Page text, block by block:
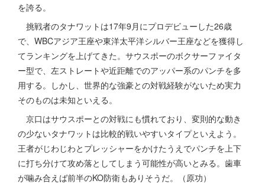
を誇る。
挑戦者のタナワットは17年9月にプロデビューした26歳
で、WBCアジア王座や東洋太平洋シルバー王座などを獲得し
てランキングを上げてきた。サウスポーのボクサーファイタ
ー型で、左ストレートや近距離でのアッパー系のパンチを多
用する。しかし、世界的な強豪との対戦経験がないため実力
そのものは未知といえる。
京口はサウスポーとの対戦にも慣れており、変則的な動き
の少ないタナワットは比較的戦いやすいタイプといえよう。
王者がじわじわとプレッシャーをかけたうえでパンチを上下
に打ち分けて攻め落としてしまう可能性が高いとみる。歯車
が噛み合えば前半のKO防衛もありそうだ。（原功）